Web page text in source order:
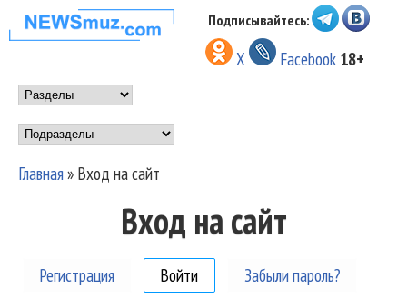
Перейти к основному
содержанию
НОВОСТИ
МУЗЫКИ И
ШОУ БИЗНЕСА
NEWSMUZ.COM
Подписывайтесь:
X Facebook 18+
Main menu
Подразделы
Вы здесь
Главная» Вход на сайт
Вход на сайт
Регистрация Войти (активная вкладка)
Забыли пароль?